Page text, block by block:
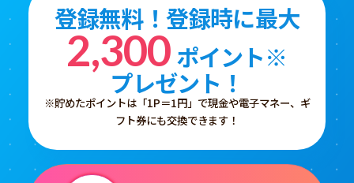
登録無料！登録時に最大
2,300ポイント※
プレゼント！
※貯めたポイントは「1P＝1円」で現金や電子マネー、ギ
フト券にも交換できます！